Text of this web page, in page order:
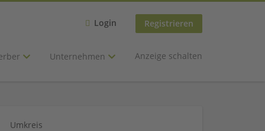
Login Registrieren
Unternehmen Anzeige schalten
Umkreis